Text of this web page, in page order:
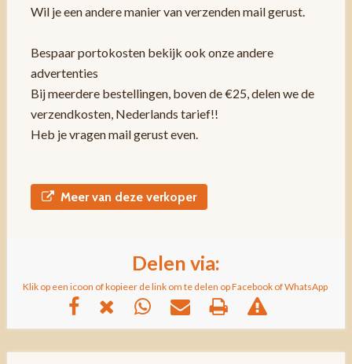
Wil je een andere manier van verzenden mail gerust.
Bespaar portokosten bekijk ook onze andere
advertenties
Bij meerdere bestellingen, boven de €25, delen we de
verzendkosten, Nederlands tarief!!
Heb je vragen mail gerust even.
Meer van deze verkoper
Delen via:
Klik op een icoon of kopieer de link om te delen op Facebook of WhatsApp